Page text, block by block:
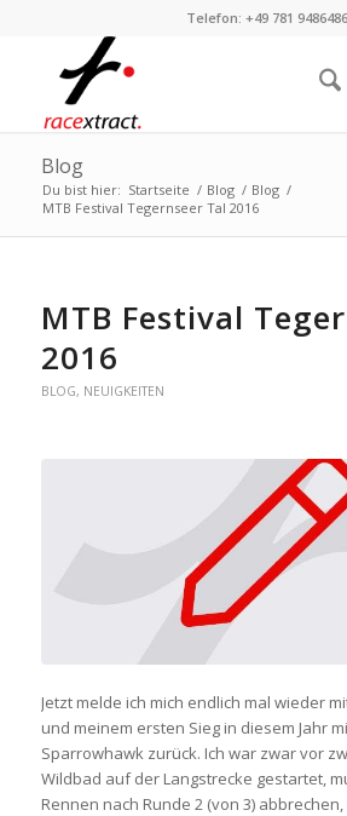
Telefon: +49 781
Blog
Du bist hier: Startseite / Blog / Blog /
MTB Festival Tegernseer Tal 2016
MTB Festival
2016
BLOG, NEUIGKEITEN
Jetzt melde ich mich endlich mal wieder
und meinem ersten Sieg in diesem Jahr
Sparrowhawk zurück. Ich war zwar vor
Wildbad auf der Langstrecke gestartet,
Rennen nach Runde 2 (von 3)